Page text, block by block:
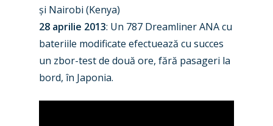
și Nairobi (Kenya)
28 aprilie 2013: Un 787 Dreamliner ANA cu
bateriile modificate efectuează cu succes
un zbor-test de două ore, fără pasageri la
bord, în Japonia.